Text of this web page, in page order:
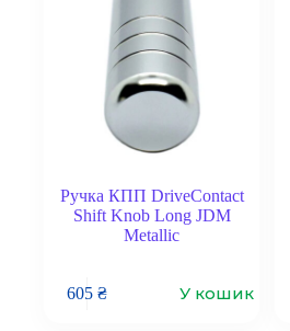
Ручка КПП DriveContact
Shift Knob Long JDM
Metallic
605 ₴ У кошик